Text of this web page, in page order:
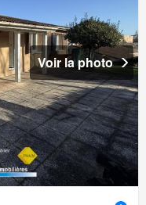
Voir la photo